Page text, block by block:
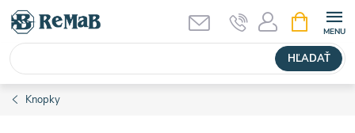
Prejsť
obsah
HĽADAŤ
KOŠÍK
Knopky